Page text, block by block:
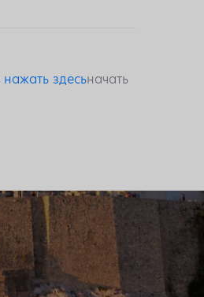
нажать здесьначать